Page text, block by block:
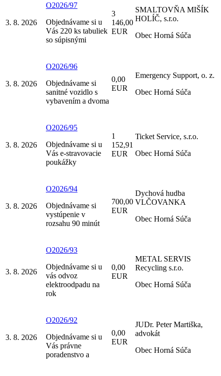
3. 8. 2026
O2026/97
Objednávame si u
Vás 220 ks tabuliek
so súpisnými
3
146,00
EUR
SMALTOVŇA MIŠÍK
HOLÍČ, s.r.o.
Obec Horná Súča
3. 8. 2026
O2026/96
Objednávame si
sanitné vozidlo s
vybavením a dvoma
0,00
EUR
Emergency Support, o. z.
Obec Horná Súča
3. 8. 2026
O2026/95
Objednávame si u
Vás e-stravovacie
poukážky
1
152,91
EUR
Ticket Service, s.r.o.
Obec Horná Súča
3. 8. 2026
O2026/94
Objednávame si
vystúpenie v
rozsahu 90 minút
700,00
EUR
Dychová hudba
VLČOVANKA
Obec Horná Súča
3. 8. 2026
O2026/93
Objednávame si u
vás odvoz
elektroodpadu na
rok
0,00
EUR
METAL SERVIS
Recycling s.r.o.
Obec Horná Súča
3. 8. 2026
O2026/92
Objednávame si u
Vás právne
poradenstvo a
0,00
EUR
JUDr. Peter Martiška,
advokát
Obec Horná Súča